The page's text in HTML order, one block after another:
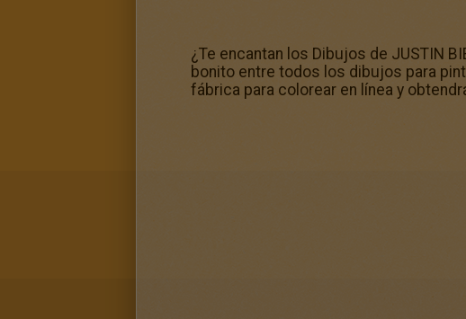
¿Te encantan los Dibujos de JUSTIN
bonito entre todos los dibujos para
fábrica para colorear en línea y